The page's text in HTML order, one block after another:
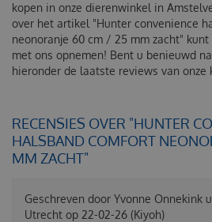
kopen in onze dierenwinkel in
over het artikel "Hunter convenience
neonoranje 60 cm / 25 mm zacht"
met ons opnemen! Bent u benieuwd
hieronder de laatste reviews van onze
RECENSIES OVER "HUNTER
HALSBAND COMFORT
MM ZACHT"
Geschreven door Yvonne Onnekink
Utrecht op 22-02-26 (Kiyoh)